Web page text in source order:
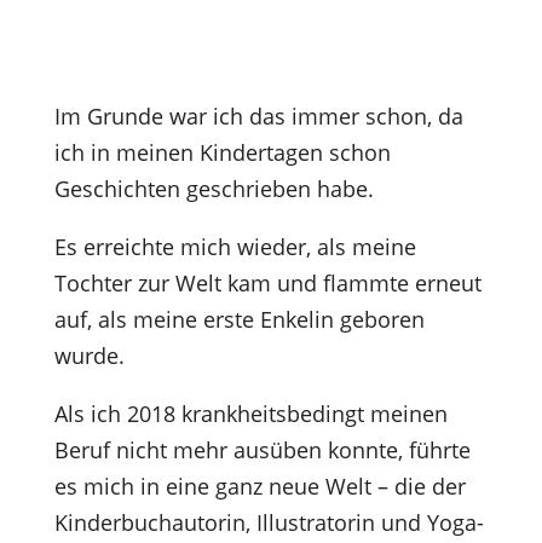
Im Grunde war ich das immer schon, da
ich in meinen Kindertagen schon
Geschichten geschrieben habe.
Es erreichte mich wieder, als meine
Tochter zur Welt kam und flammte erneut
auf, als meine erste Enkelin geboren
wurde.
Als ich 2018 krankheitsbedingt meinen
Beruf nicht mehr ausüben konnte, führte
es mich in eine ganz neue Welt – die der
Kinderbuchautorin, Illustratorin und Yoga-